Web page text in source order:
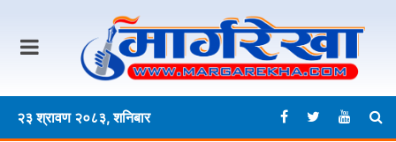
२३ श्रावण २०८३, शनिबार